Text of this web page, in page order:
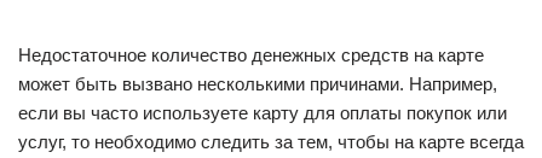
Недостаточное количество денежных средств на карте
может быть вызвано несколькими причинами. Например,
если вы часто используете карту для оплаты покупок или
услуг, то необходимо следить за тем, чтобы на карте всегда